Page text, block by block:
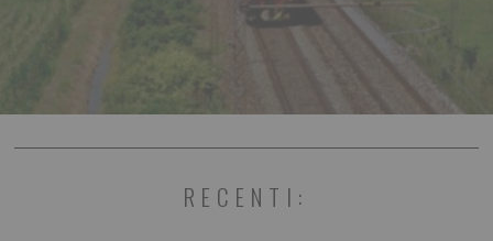
RECENTI: